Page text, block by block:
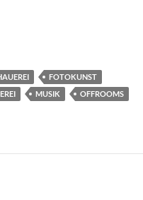
FOTOKUNST
MUSIK
OFFROOMS